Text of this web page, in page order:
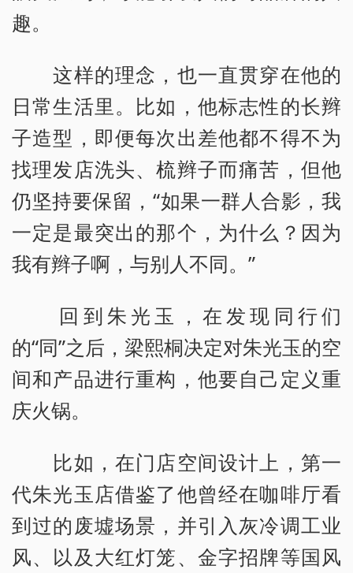
趣。
这样的理念，也一直贯穿在他的
日常生活里。比如，他标志性的长辫
子造型，即便每次出差他都不得不为
找理发店洗头、梳辫子而痛苦，但他
仍坚持要保留，“如果一群人合影，我
一定是最突出的那个，为什么？因为
我有辫子啊，与别人不同。”
回到朱光玉，在发现同行们
的“同”之后，梁熙桐决定对朱光玉的空
间和产品进行重构，他要自己定义重
庆火锅。
比如，在门店空间设计上，第一
代朱光玉店借鉴了他曾经在咖啡厅看
到过的废墟场景，并引入灰冷调工业
风、以及大红灯笼、金字招牌等国风